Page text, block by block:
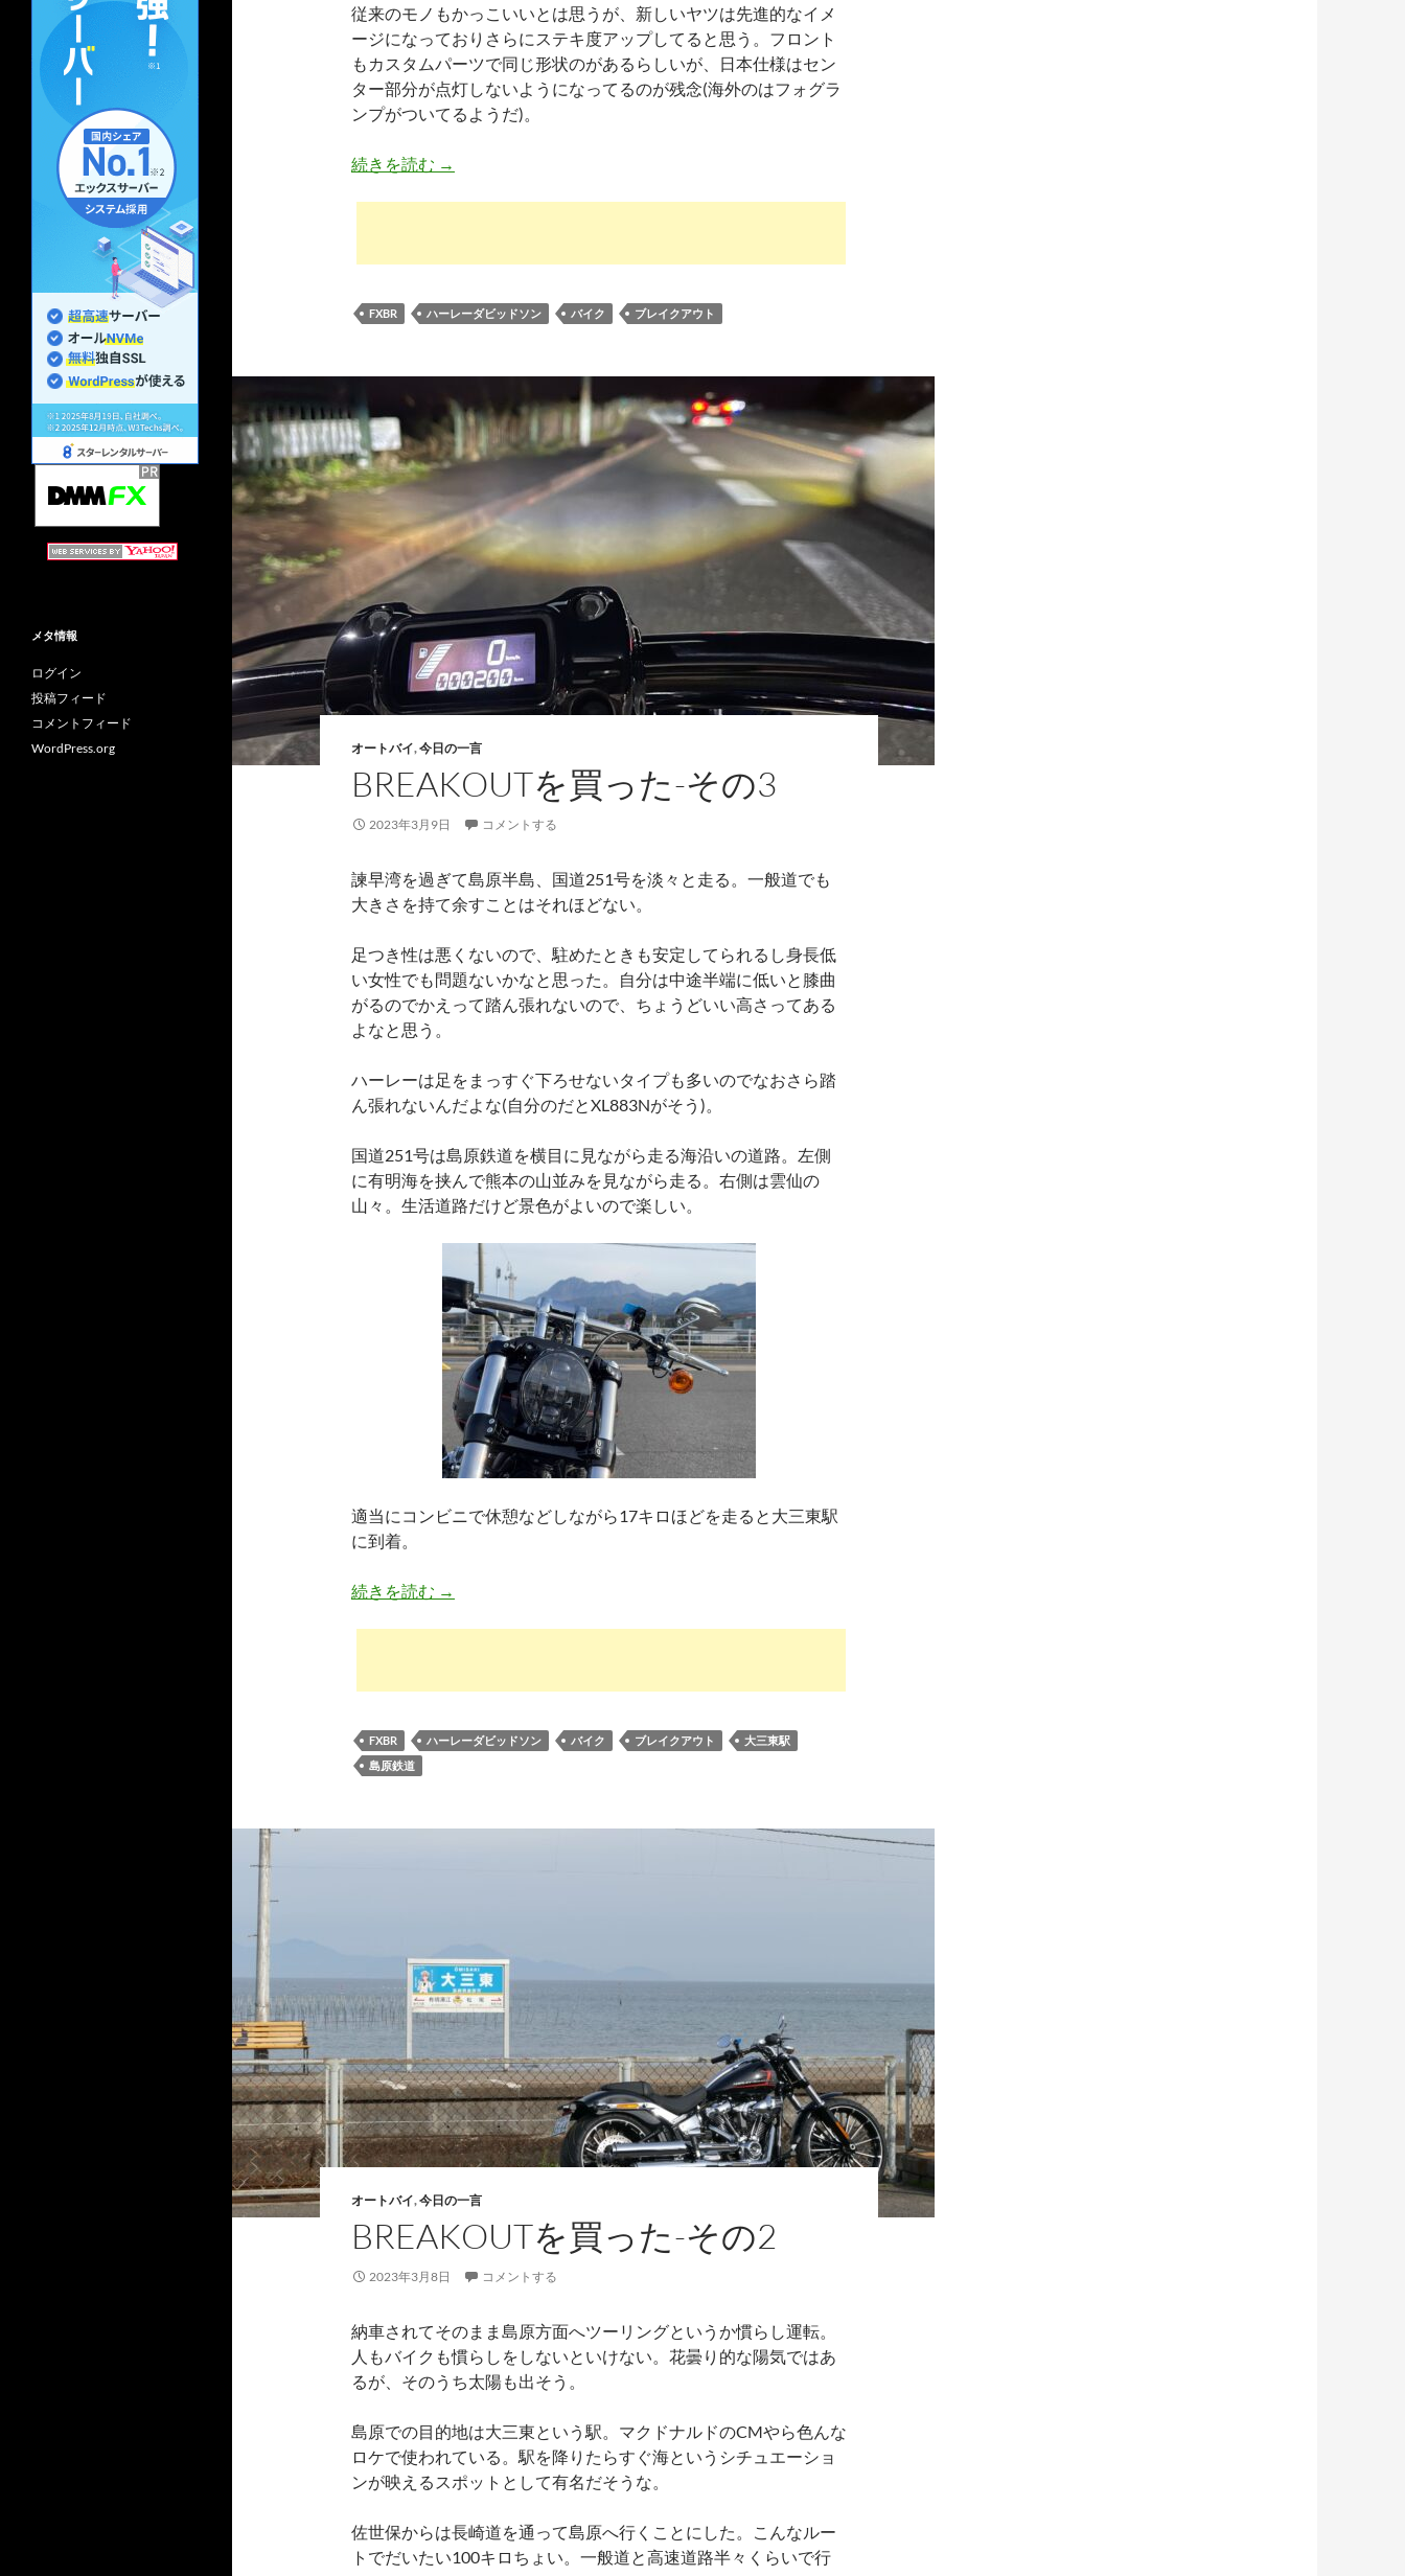
従来のモノもかっこいいとは思うが、新しいヤツは先進的なイメ
ージになっておりさらにステキ度アップしてると思う。フロント
もカスタムパーツで同じ形状のがあるらしいが、日本仕様はセン
ター部分が点灯しないようになってるのが残念(海外のはフォグラ
ンプがついてるようだ)。
続きを読む BREAKOUTを買った-その4
→
FXBR ハーレーダビッドソン バイク ブレイクアウト
オートバイ,今日の一言
BREAKOUTを買った-その3
2023年3月9日 コメントする
諫早湾を過ぎて島原半島、国道251号を淡々と走る。一般道でも
大きさを持て余すことはそれほどない。
足つき性は悪くないので、駐めたときも安定してられるし身長低
い女性でも問題ないかなと思った。自分は中途半端に低いと膝曲
がるのでかえって踏ん張れないので、ちょうどいい高さってある
よなと思う。
ハーレーは足をまっすぐ下ろせないタイプも多いのでなおさら踏
ん張れないんだよな(自分のだとXL883Nがそう)。
国道251号は島原鉄道を横目に見ながら走る海沿いの道路。左側
に有明海を挟んで熊本の山並みを見ながら走る。右側は雲仙の
山々。生活道路だけど景色がよいので楽しい。
適当にコンビニで休憩などしながら17キロほどを走ると大三東駅
に到着。
続きを読む BREAKOUTを買った-その3
→
FXBR ハーレーダビッドソン バイク ブレイクアウト
大三東駅
島原鉄道
オートバイ,今日の一言
BREAKOUTを買った-その2
2023年3月8日 コメントする
納車されてそのまま島原方面へツーリングというか慣らし運転。
人もバイクも慣らしをしないといけない。花曇り的な陽気ではあ
るが、そのうち太陽も出そう。
島原での目的地は大三東という駅。マクドナルドのCMやら色んな
ロケで使われている。駅を降りたらすぐ海というシチュエーショ
ンが映えるスポットとして有名だそうな。
佐世保からは長崎道を通って島原へ行くことにした。こんなルー
トでだいたい100キロちょい。一般道と高速道路半々くらいで行
メタ情報
ログイン
投稿フィード
コメントフィード
WordPress.org